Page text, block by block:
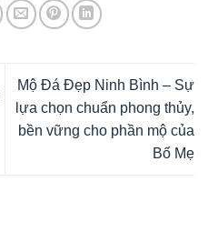
Mộ Đá Đẹp Ninh Bình – Sự
lựa chọn chuẩn phong thủy,
bền vững cho phần mộ của
Bố Mẹ